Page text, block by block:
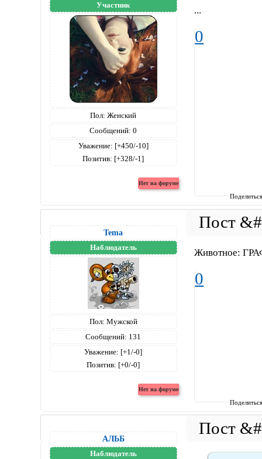
Участник
Пол: Женский
Сообщений: 0
Уважение: [+450/-10]
Позитив: [+328/-1]
...
0
Tema
Наблюдатель
Пол: Мужской
Сообщений: 131
Уважение: [+1/-0]
Позитив: [+0/-0]
Животное:
0
АЛЬБ
Наблюдатель